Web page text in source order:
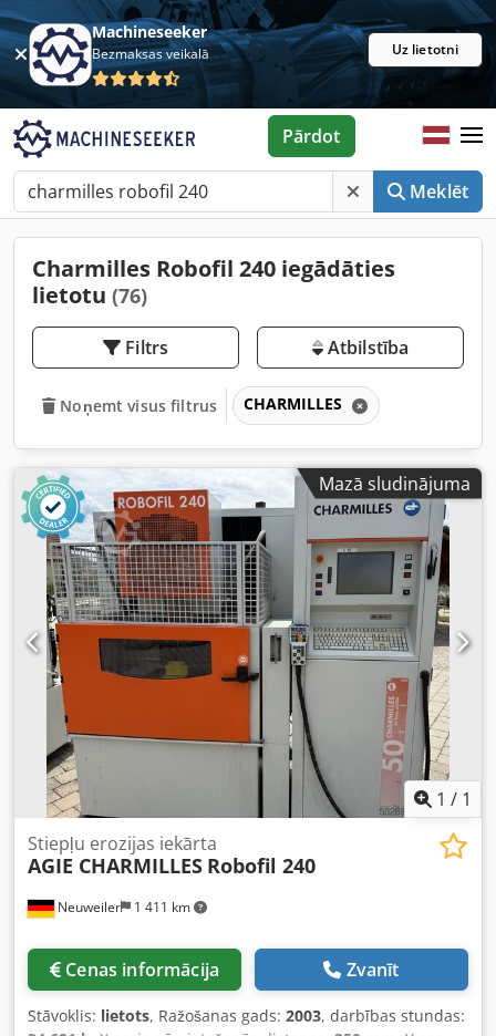
Machineseeker
Bezmaksas veikalā Uz lietotni
Meklēt
Pārdot
Charmilles Robofil 240 iegādāties
lietotu (76)
Filtrs Atbilstība
Noņemt visus filtrus CHARMILLES
Mazā sludinājuma
1 / 1
Neuweiler 1 411 km
Stiepļu erozijas iekārta
AGIE CHARMILLES Robofil 240
Cenas informācija Zvanīt
Stāvoklis: lietots, Ražošanas gads: 2003, darbības stundas: